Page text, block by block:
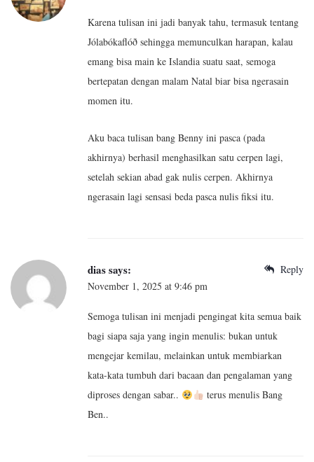
Karena tulisan ini jadi banyak tahu, termasuk tentang
Jólabókaflóð sehingga memunculkan harapan, kalau
emang bisa main ke Islandia suatu saat, semoga
bertepatan dengan malam Natal biar bisa ngerasain
momen itu.
Aku baca tulisan bang Benny ini pasca (pada
akhirnya) berhasil menghasilkan satu cerpen lagi,
setelah sekian abad gak nulis cerpen. Akhirnya
ngerasain lagi sensasi beda pasca nulis fiksi itu.
Reply
diassays:
November 1, 2025 at 9:46 pm
Semoga tulisan ini menjadi pengingat kita semua baik
bagi siapa saja yang ingin menulis: bukan untuk
mengejar kemilau, melainkan untuk membiarkan
kata-kata tumbuh dari bacaan dan pengalaman yang
diproses dengan sabar..
terus menulis Bang
Ben..